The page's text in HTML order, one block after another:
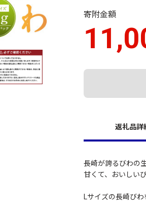
寄附金額
返礼品詳
長崎が誇るびわの
甘くて、おいしい
Lサイズの長崎びわ